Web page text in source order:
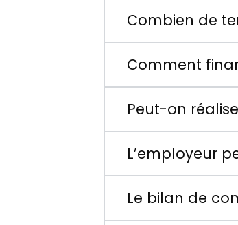
Combien de
Comment
Peut-on
L’employeur
Le bilan de